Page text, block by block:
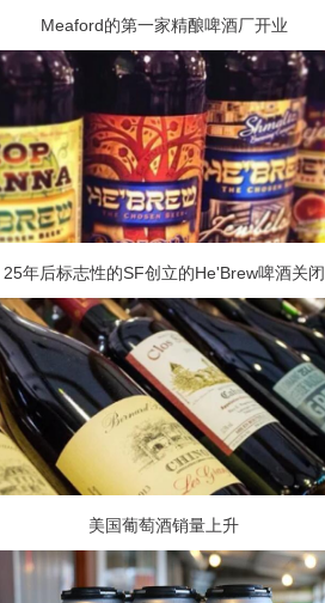
Meaford的第一家精酿啤酒厂开业
25年后标志性的SF创立的He'Brew啤酒关闭
了水龙头
美国葡萄酒销量上升